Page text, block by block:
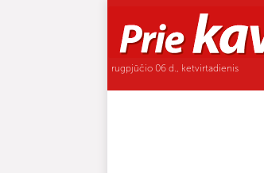
rugpjūčio 06 d., ketvirtadienis